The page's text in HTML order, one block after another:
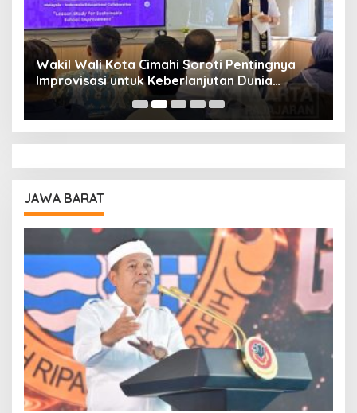
Wakil Wali Kota Cimahi Soroti Pentingnya
Improvisasi untuk Keberlanjutan Dunia
Pendidikan
JAWA BARAT